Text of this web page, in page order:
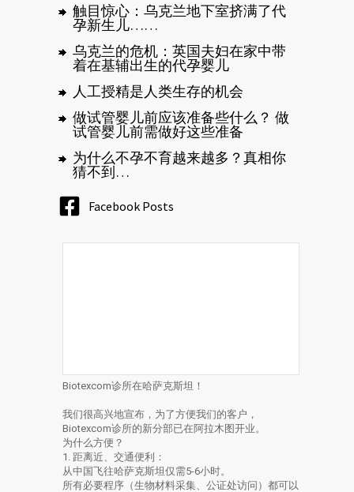
触目惊心：乌克兰地下室挤满了代
孕新生儿……
乌克兰的危机：英国夫妇在家中带
着在基辅出生的代孕婴儿
人工授精是人类生存的机会
做试管婴儿前应该准备些什么？ 做
试管婴儿前需做好这些准备
为什么不孕不育越来越多？真相你
猜不到…
Facebook Posts
Biotexcom诊所在哈萨克斯坦！
我们很高兴地宣布，为了方便我们的客户，
Biotexcom诊所的新分部已在阿拉木图开业。
为什么方便？
1. 距离近、交通便利：
从中国飞往哈萨克斯坦仅需5-6小时。
所有必要程序（生物材料采集、公证处访问）都可以